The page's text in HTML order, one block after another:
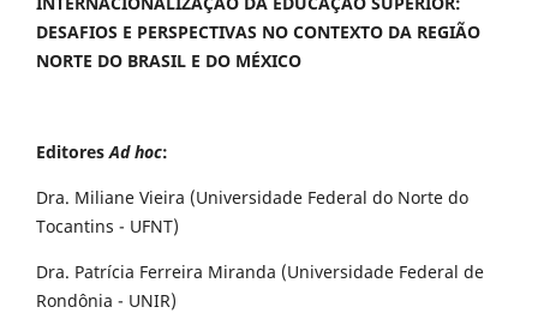
DESAFIOS E PERSPECTIVAS NO CONTEXTO DA REGIÃO
NORTE DO BRASIL E DO MÉXICO
EditoresAd hoc:
Dra. Miliane Vieira (Universidade Federal do Norte do
Tocantins - UFNT)
Dra. Patrícia Ferreira Miranda (Universidade Federal de
Rondônia - UNIR)